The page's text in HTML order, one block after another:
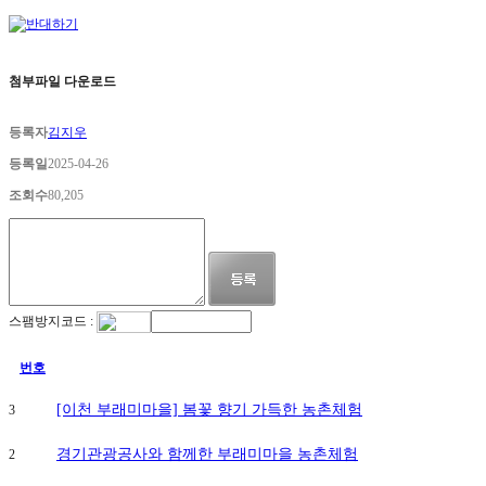
첨부파일 다운로드
등록자김지우
등록일2025-04-26
조회수80,205
스팸방지코드 :
번호
3 [이천 부래미마을] 봄꽃 향기 가득한 농촌체험
2 경기관광공사와 함께한 부래미마을 농촌체험